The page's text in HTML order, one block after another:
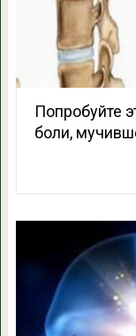
Попробуйте
боли,